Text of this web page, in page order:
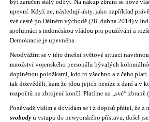
být zaručen stálý odbyt. Na nákup zbraní se nové
upevní. Když ne, následují akty, jako například
své cestě po Dálném východě (28. dubna 2014) v
spolupráci s indonéskou vládou pro používání a
Demokracie je upevněna.
Neodvážím se v této dnešní světové situaci
množství vojenského personálu bývalých
doplněnou položkami, kdo to všechno a z čeho
tak dozvěděli, kam že jdou jejich peníze z daní a v
rozpočtů na zbrojení končí. Platíme na „své“
Poněvadž vidím a dovídám se i z dopisů přátel, že z
svobody u vstupu do newyorského přístavu, došel